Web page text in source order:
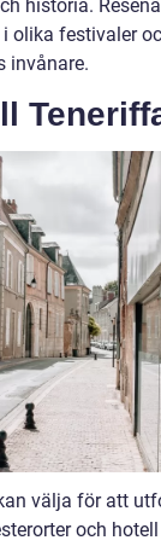
historia.
olika festivaler
invånare.
välja för att
och